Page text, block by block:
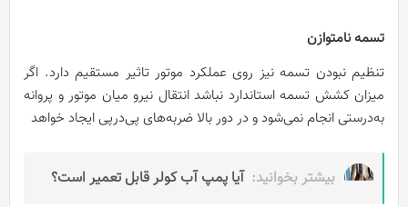
تسمه نامتوازن
تنظیم نبودن تسمه نیز روی عملکرد موتور تاثیر مستقیم دارد. اگر
میزان کشش تسمه استاندارد نباشد انتقال نیرو میان موتور و پروانه
به‌درستی انجام نمی‌شود و در دور بالا ضربه‌های پی‌درپی ایجاد خواهد
بیشتر بخوانید: آیا پمپ آب کولر قابل تعمیر است؟